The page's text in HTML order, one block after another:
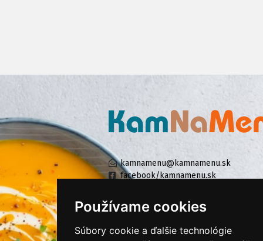
Používame cookies
Súbory cookie a ďalšie technológie
kamnamenu@kamnamenu.sk
facebook/kamnamenu.sk
KONTAKTUJTE NÁS